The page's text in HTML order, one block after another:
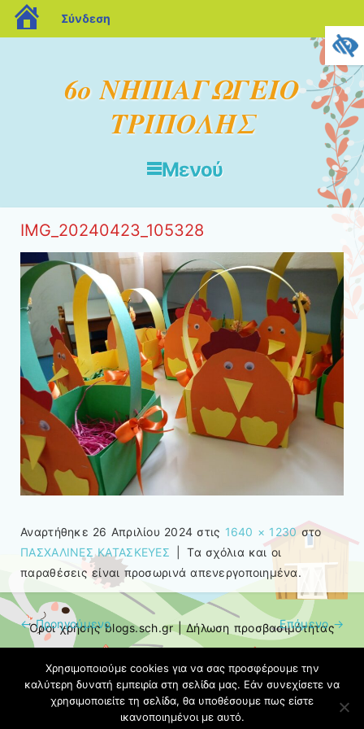
6ο ΝΗΠΙΑΓΩΓΕΙΟ
ΤΡΙΠΟΛΗΣ
Μενού
IMG_20240423_105328
Αναρτήθηκε 26 Απριλίου 2024 στις 1640 × 1230 στο
ΠΑΣΧΑΛΙΝΕΣ ΚΑΤΑΣΚΕΥΕΣ
Τα σχόλια και οι
παραθέσεις είναι προσωρινά απενεργοποιημένα.
← Προηγούμενο Επόμενο →
Όροι χρήσης blogs.sch.gr|Δήλωση προσβασιμότητας
blogs.sch.gr
Σύνδεση
Χρησιμοποιούμε cookies για να σας προσφέρουμε την
καλύτερη δυνατή εμπειρία στη σελίδα μας. Εάν συνεχίσετε να
χρησιμοποιείτε τη σελίδα, θα υποθέσουμε πως είστε
ικανοποιημένοι με αυτό.